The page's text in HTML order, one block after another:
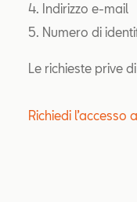
4. Indirizzo e-mail
5. Numero di
Le richieste prive
Richiedi l’accesso